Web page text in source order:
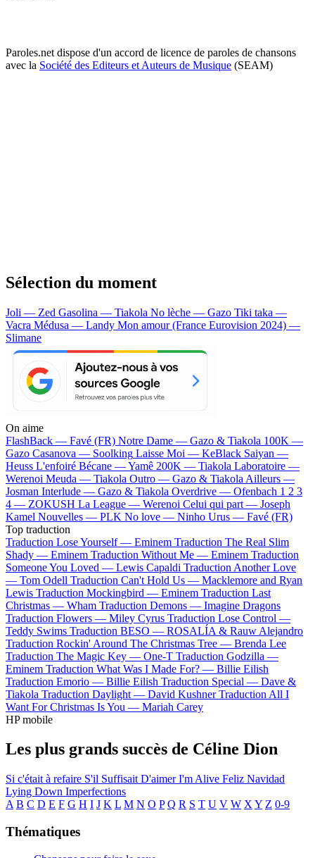
Paroles.net dispose d'un accord de licence de paroles de chansons
avec la Société des Editeurs et Auteurs de Musique (SEAM)
Sélection du moment
Joli — Zed Gasolina — Tiakola No lèche — Gazo Tiki taka —
Vacra Médusa — Landy Mon amour (France Eurovision 2024) —
Slimane
On aime
FlashBack — Favé (FR) Notre Dame — Gazo & Tiakola 100K —
Gazo Casanova — Soolking Laisse Moi — KeBlack Saiyan —
Heuss L'enfoiré Bécane —Yamê 200K — Tiakola Laboratoire —
Werenoi Meuda — Tiakola Outro — Gazo & Tiakola Ailleurs —
Josman Interlude — Gazo & Tiakola Overdrive — Ofenbach 1 2 3
4 — ZOKUSH La League — Werenoi Celui qui part — Joseph
Kamel Nouvelles — PLK No love — Ninho Urus — Favé (FR)
Top traduction
Traduction Lose Yourself — Eminem Traduction The Real Slim
Shady — Eminem Traduction Without Me — Eminem Traduction
Someone You Loved — Lewis Capaldi Traduction Another Love
— Tom Odell Traduction Can't Hold Us — Macklemore and Ryan
Lewis Traduction Mockingbird — Eminem Traduction Last
Christmas — Wham Traduction Demons — Imagine Dragons
Traduction Flowers — Miley Cyrus Traduction Lose Control —
Teddy Swims Traduction BESO — ROSALÍA & Rauw Alejandro
Traduction Rockin' Around The Christmas Tree — Brenda Lee
Traduction The Magic Key — One-T Traduction Godzilla —
Eminem Traduction What Was I Made For? — Billie Eilish
Traduction Emorio — Billie Eilish Traduction Special — Dave &
Tiakola Traduction Daylight — David Kushner Traduction All I
Want For Christmas Is You — Mariah Carey
HP mobile
Les plus grands succès de Céline Dion
Si c'était à refaire S'il Suffisait D'aimerI'm Alive Feliz Navidad
Lying Down Imperfections
A B C D E F G H I J K L M N O P Q R S T U V W X Y Z 0-9
Thématiques